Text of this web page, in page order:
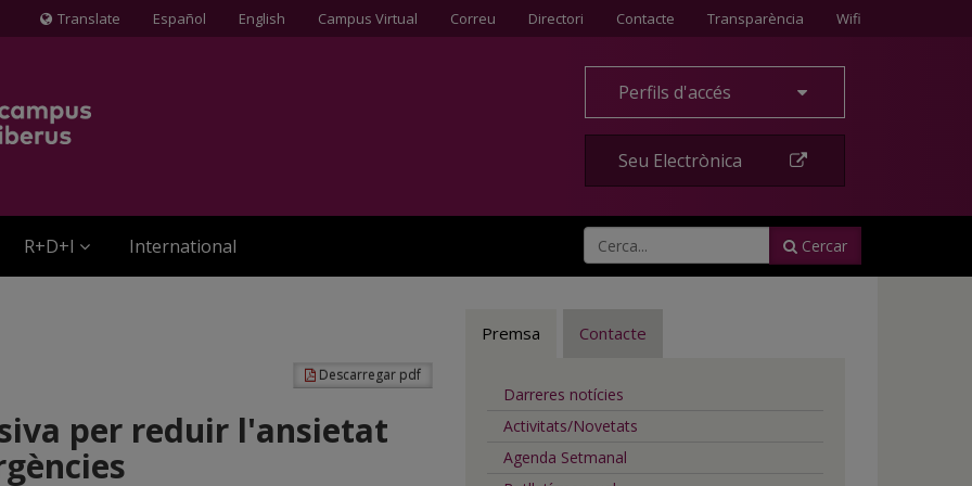
Icona
Translate Español English Campus Virtual Correu Directori Contacte
Contacte Transparència Wifi
Perfils d'accés
Seu Electrònica
R+D+I International Cercar
Descarregar pdf
per reduir l'ansietat
Premsa Contacte
Darreres notícies
Activitats/Novetats
Agenda Setmanal